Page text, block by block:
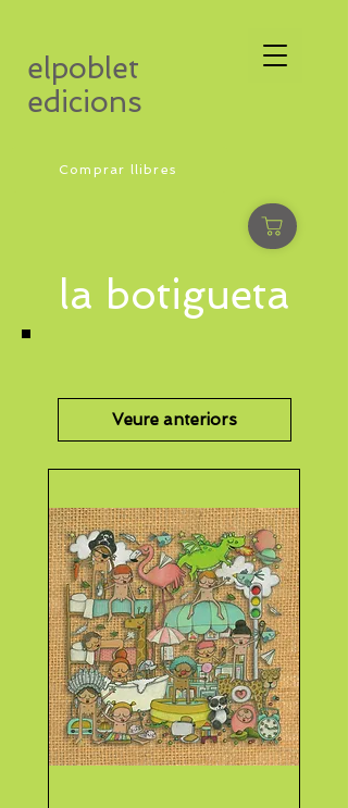
elpoblet
edicions
Comprar llibres
la botigueta
Veure anteriors